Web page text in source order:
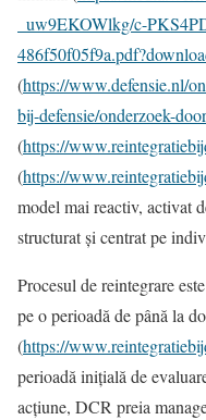
_uw9EKOWlkg/c-
(https://www.defensie.nl/
bij-defensie/onderzoek-
(https://
(https://
model mai reactiv, activat
structurat și centrat pe
Procesul de reintegrare
pe o perioadă de până la
(https://
perioadă inițială de
acțiune, DCR preia